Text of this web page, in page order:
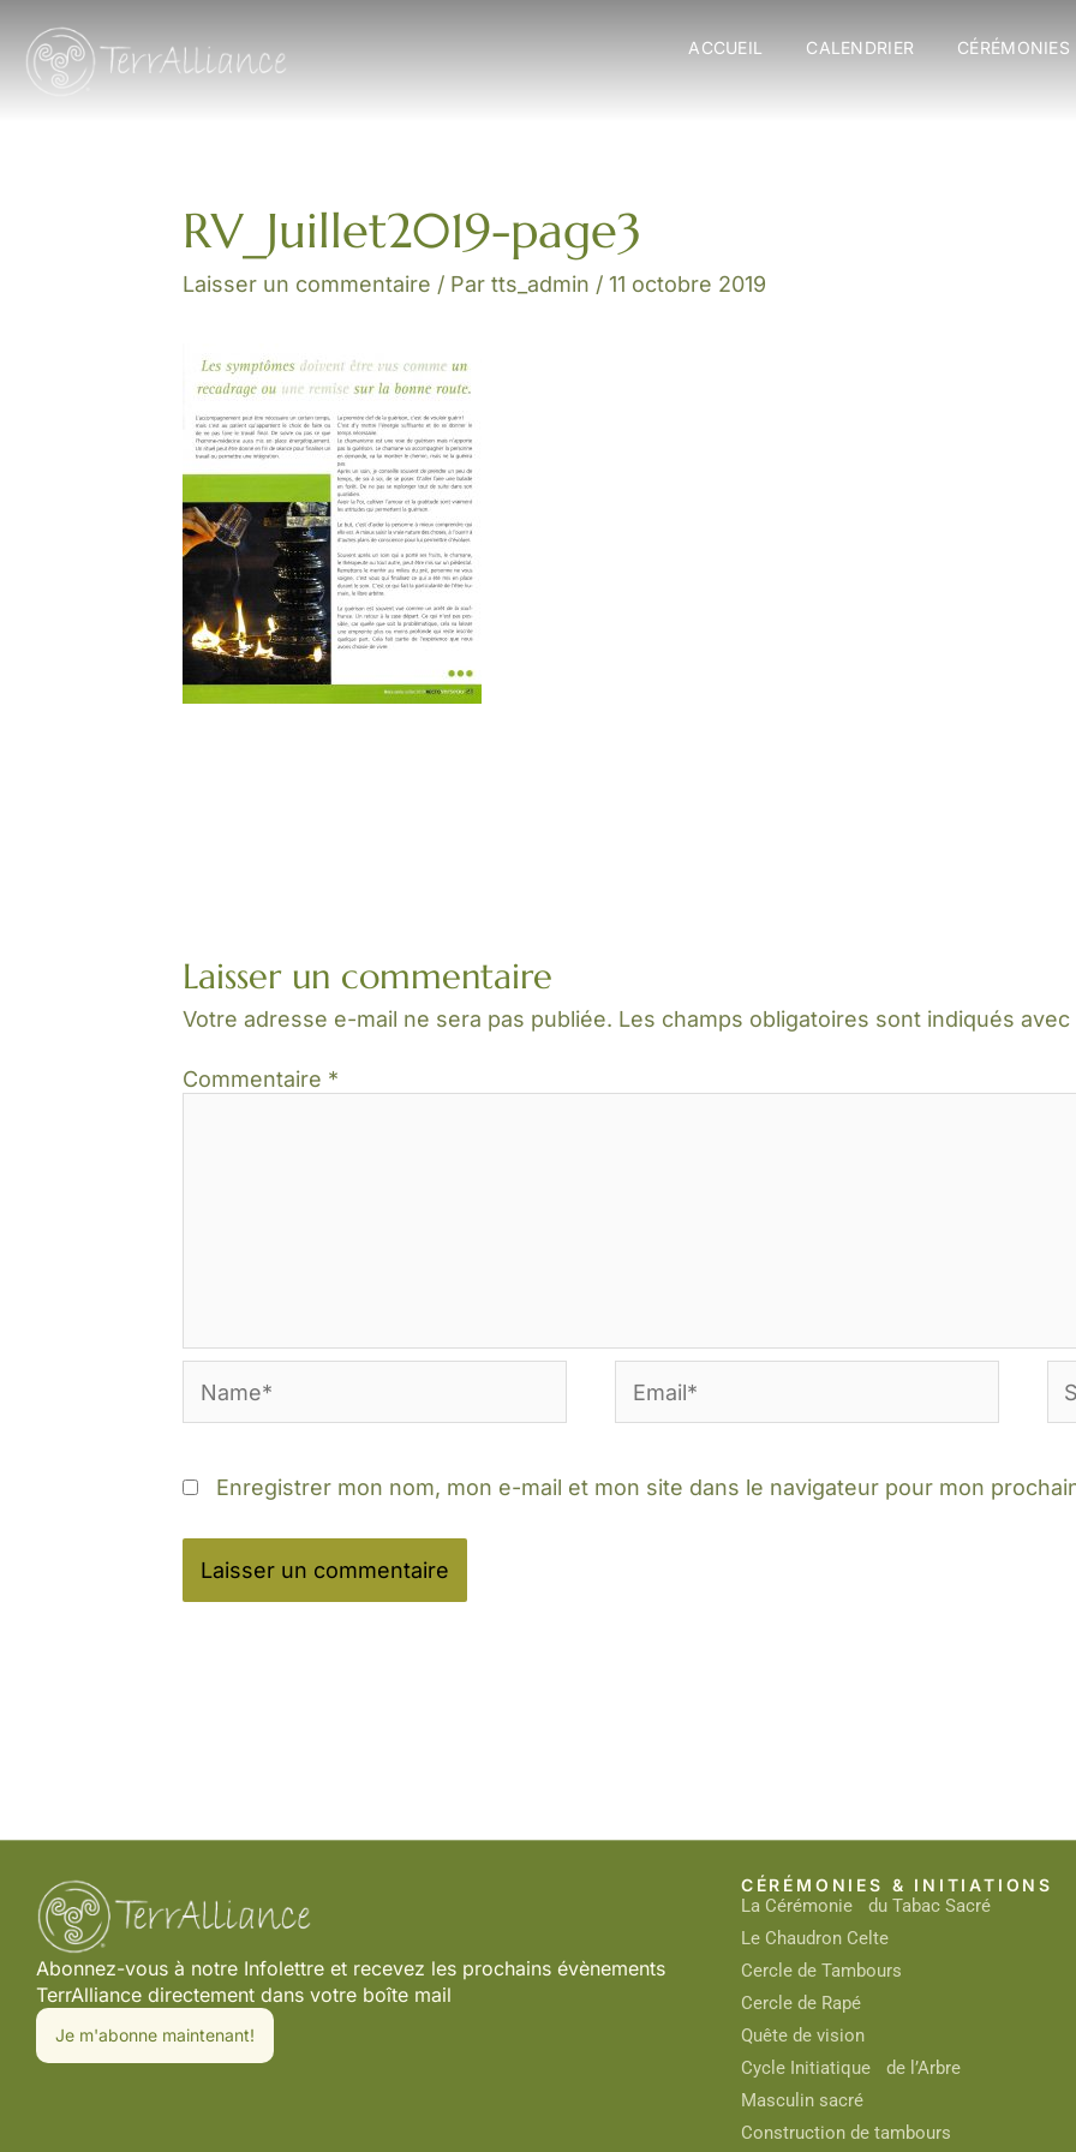
contenu
ACCUEIL CALENDRIER CÉRÉMONIES
RV_Juillet2019-page3
Laisser un commentaire / Partts_admin /11 octobre 2019
Laisser un commentaire
Votre adresse e-mail ne sera pas publiée. Les champs obligatoires sont indiqués avec
Commentaire *
Enregistrer mon nom, mon e-mail et mon site dans le navigateur pour mon
Abonnez-vous à notre Infolettre et recevez les prochains évènements
TerrAlliance directement dans votre boîte mail
Je m'abonne maintenant!
CÉRÉMONIES & INITIATIONS
La Cérémonie du Tabac Sacré
Le Chaudron Celte
Cercle de Tambours
Cercle de Rapé
Quête de vision
Cycle Initiatique de l’Arbre
Masculin sacré
Construction de tambours